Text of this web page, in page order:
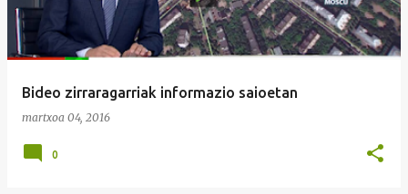
Bideo zirraragarriak informazio saioetan
martxoa 04, 2016
0